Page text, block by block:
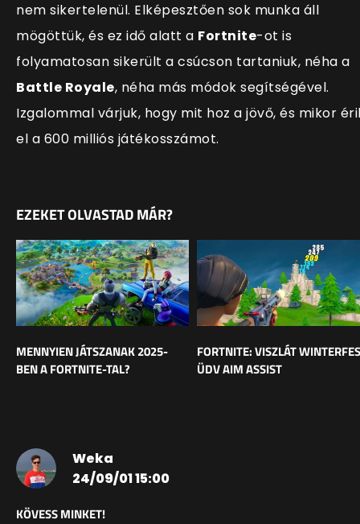
nem sikertelenül. Elképesztően sok munka áll
mögöttük, és ez idő alatt a Fortnite-ot is
folyamatosan sikerült a csúcson tartaniuk, néha a
Battle Royale, néha más módok segítségével.
Izgalommal várjuk, hogy mit hoz a jövő, és mikor
el a 600 milliós játékosszámot.
EZEKET OLVASTAD MÁR?
MENNYIEN JÁTSZANAK 2025-
BEN A FORTNITE-TAL?
FORTNITE: VISZLÁT
ÜDV AIM ASSIST
Weka
24/09/01 15:00
KÖVESS MINKET!